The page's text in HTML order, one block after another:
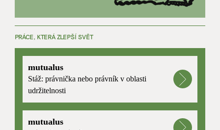
PRÁCE, KTERÁ ZLEPŠÍ SVĚT
mutualus
Stáž: právnička nebo právník v oblasti
udržitelnosti
mutualus